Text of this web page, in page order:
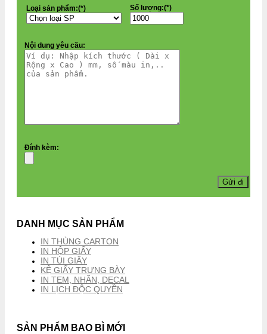
Loại sản phẩm:(*) Số lượng:(*)
Nội dung yêu cầu:
Đính kèm:
DANH MỤC SẢN PHẨM
IN THÙNG CARTON
IN HỘP GIẤY
IN TÚI GIẤY
KỆ GIẤY TRƯNG BÀY
IN TEM, NHÃN, DECAL
IN LỊCH ĐỘC QUYỀN
SẢN PHẨM BAO BÌ MỚI